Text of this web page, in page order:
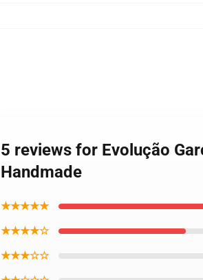
5 reviews for Evolução
Handmade
★★★★★
★★★★☆
★★★☆☆